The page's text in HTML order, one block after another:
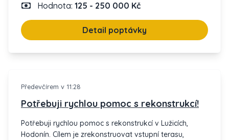
Hodnota: 125 - 250 000 Kč
Detail poptávky
Předevčírem v 11:28
Potřebuji rychlou pomoc s rekonstrukcí!
Potřebuji rychlou pomoc s rekonstrukcí v Lužicích,
Hodonín. Cílem je zrekonstruovat vstupní terasu,